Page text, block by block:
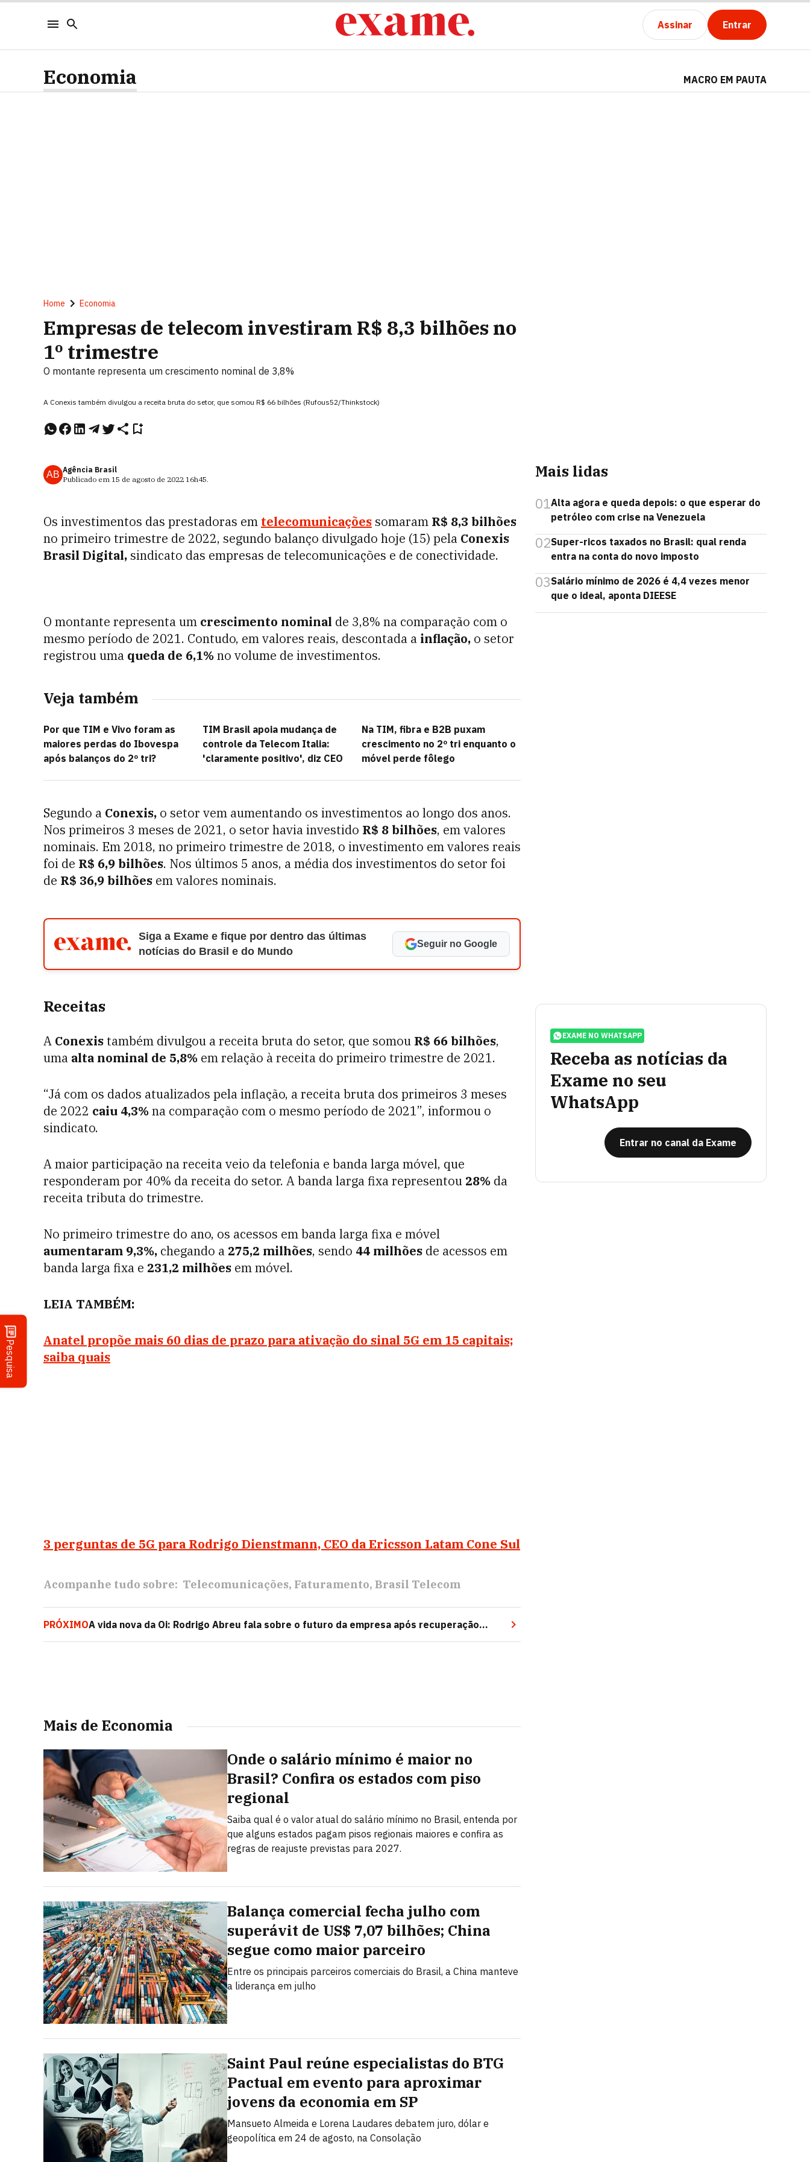
Assinar Entrar
Pesquisa
Economia MACRO EM PAUTA
Home Economia
Empresas de telecom investiram R$ 8,3 bilhões no
1º trimestre
O montante representa um crescimento nominal de 3,8%
A Conexis também divulgou a receita bruta do setor, que somou R$ 66 bilhões (Rufous52/Thinkstock)
AB Agência Brasil
Publicado em 15 de agosto de 2022 16h45.
Os investimentos das prestadoras em telecomunicações somaram R$ 8,3 bilhões
no primeiro trimestre de 2022, segundo balanço divulgado hoje (15) pela Conexis
Brasil Digital, sindicato das empresas de telecomunicações e de conectividade.
O montante representa um crescimento nominal de 3,8% na comparação com o
mesmo período de 2021. Contudo, em valores reais, descontada a inflação, o setor
registrou uma queda de 6,1% no volume de investimentos.
Veja também
Por que TIM e Vivo foram as
maiores perdas do Ibovespa
após balanços do 2º tri?
TIM Brasil apoia mudança de
controle da Telecom Italia:
'claramente positivo', diz CEO
Na TIM, fibra e B2B puxam
crescimento no 2º tri enquanto o
móvel perde fôlego
Segundo a Conexis, o setor vem aumentando os investimentos ao longo dos anos.
Nos primeiros 3 meses de 2021, o setor havia investido R$ 8 bilhões, em valores
nominais. Em 2018, no primeiro trimestre de 2018, o investimento em valores reais
foi de R$ 6,9 bilhões. Nos últimos 5 anos, a média dos investimentos do setor foi
de R$ 36,9bilhões em valores nominais.
Siga a Exame e fique por dentro das últimas
notícias do Brasil e do Mundo
Seguir no Google
Receitas
A Conexis também divulgou a receita bruta do setor, que somou R$ 66 bilhões,
uma alta nominal de 5,8% em relação à receita do primeiro trimestre de 2021.
“Já com os dados atualizados pela inflação, a receita bruta dos primeiros 3 meses
de 2022 caiu 4,3% na comparação com o mesmo período de 2021”, informou o
sindicato.
A maior participação na receita veio da telefonia e banda larga móvel, que
responderam por 40% da receita do setor. A banda larga fixa representou 28% da
receita tributa do trimestre.
No primeiro trimestre do ano, os acessos em banda larga fixa e móvel
aumentaram 9,3%, chegando a 275,2 milhões, sendo 44 milhões de acessos em
banda larga fixa e 231,2 milhões em móvel.
LEIA TAMBÉM:
Anatel propõe mais 60 dias de prazo para ativação do sinal 5G em 15 capitais;
saiba quais
3 perguntas de 5G para Rodrigo Dienstmann, CEO da Ericsson Latam Cone Sul
Acompanhe tudo sobre: Telecomunicações Faturamento Brasil Telecom
PRÓXIMOA vida nova da Oi: Rodrigo Abreu fala sobre o futuro da empresa após recuperação
judicial
Mais de Economia
Onde o salário mínimo é maior no
Brasil? Confira os estados com piso
regional
Saiba qual é o valor atual do salário mínimo no Brasil, entenda por
que alguns estados pagam pisos regionais maiores e confira as
regras de reajuste previstas para 2027.
Balança comercial fecha julho com
superávit de US$ 7,07 bilhões; China
segue como maior parceiro
Entre os principais parceiros comerciais do Brasil, a China manteve
a liderança em julho
Saint Paul reúne especialistas do BTG
Pactual em evento para aproximar
jovens da economia em SP
Mansueto Almeida e Lorena Laudares debatem juro, dólar e
geopolítica em 24 de agosto, na Consolação
Mais lidas
01Alta agora e queda depois: o que esperar do
petróleo com crise na Venezuela
02Super-ricos taxados no Brasil: qual renda
entra na conta do novo imposto
03Salário mínimo de 2026 é 4,4 vezes menor
que o ideal, aponta DIEESE
EXAME NO WHATSAPP
Receba as notícias da
Exame no seu
WhatsApp
Entrar no canal da Exame